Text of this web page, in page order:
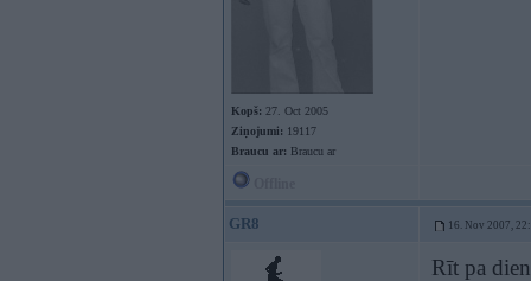
Kopš: 27. Oct 2005
Ziņojumi: 19117
Braucu ar: Braucu ar
GR8 16. Nov 2007,
Rīt pa